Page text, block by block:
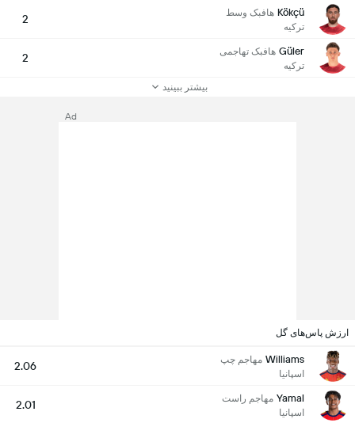
Kökçü هافبک وسط
ترکیه
2
Güler هافبک تهاجمی
ترکیه
2
بیشتر ببینید
Ad
ارزش پاس‌های گل
Williams مهاجم چپ
اسپانیا
2.06
Yamal مهاجم راست
اسپانیا
2.01